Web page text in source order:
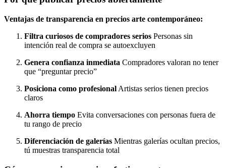
Ventajas de transparencia en precios arte contemporáneo:
Filtra curiosos de compradores serios Personas sin
intención real de compra se autoexcluyen
Genera confianza inmediata Compradores valoran no tener
que “preguntar precio”
Posiciona como profesional Artistas serios tienen precios
claros
Ahorra tiempo Evita conversaciones con personas fuera de
tu rango de precio
Diferenciación de galerías Mientras galerías ocultan precios,
tú muestras transparencia total